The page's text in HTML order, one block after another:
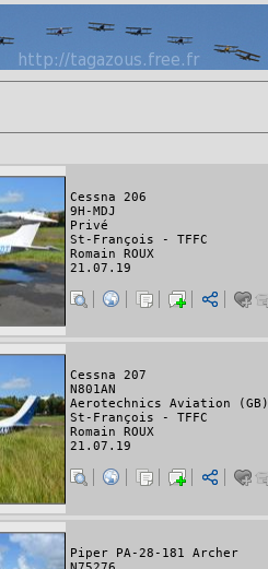
Cessna 206
9H-MDJ
Privé
St-François - TFFC
Romain ROUX
21.07.19
Cessna 207
N801AN
Aerotechnics Aviation (GB)
St-François - TFFC
Romain ROUX
21.07.19
Piper PA-28-181 Archer